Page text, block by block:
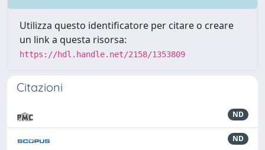
Utilizza questo identificatore per citare o creare
un link a questa risorsa:
https://hdl.handle.net/2158/1353809
Citazioni
ND
ND